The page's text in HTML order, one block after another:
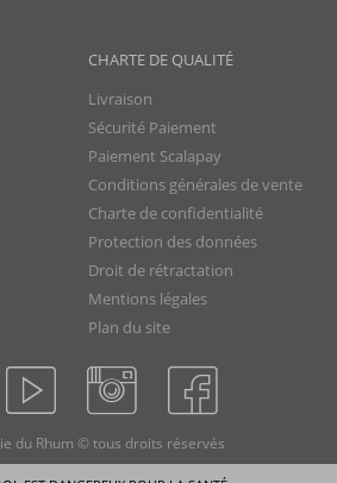
CHARTE DE QUALITÉ
Livraison
Sécurité Paiement
Paiement Scalapay
Conditions générales de vente
Charte de confidentialité
Protection des données
Droit de rétractation
Mentions légales
Plan du site
du Rhum © tous droits réservés